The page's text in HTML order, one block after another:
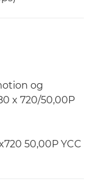
og
x 720/50,00P
50,00P YCC